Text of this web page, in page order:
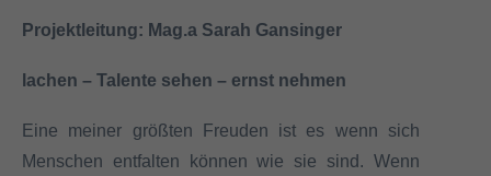
Projektleitung: Mag.a Sarah Gansinger
lachen – Talente sehen – ernst nehmen
Eine meiner größten Freuden ist es wenn sich
Menschen entfalten können wie sie sind. Wenn